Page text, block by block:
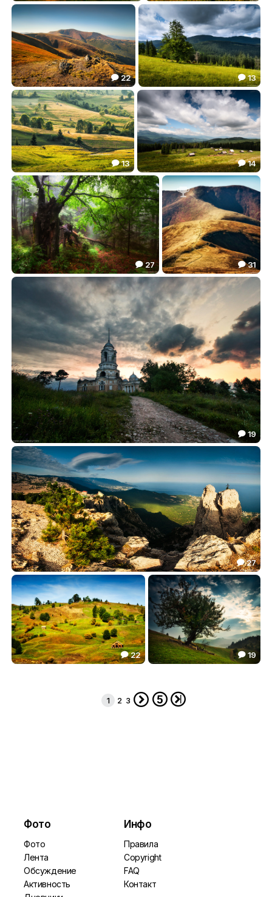
Предчувствие грозы
64.43
Вечер в Карпатах
50.64
С видом на Великий Верх
 58.08
 22
***
34.01
 13
Карпатский этюд с трехногим коником
52.66
 13
Колиби (укр)
60.80
 14

***
 27

Полонина Боржава
123.23
 31
Догорали закаты
66.71
 19
iPetri. Панорама
75.33
 27
 22
 19
1 2 3   
Фото
Фото
Лента
Обсуждение
Активность
Инфо
Правила
Copyright
FAQ
Контакт